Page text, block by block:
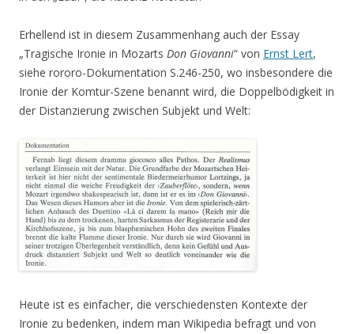
Erhellend ist in diesem Zusammenhang auch der Essay
„Tragische Ironie in Mozarts Don Giovanni“ von Ernst Lert,
siehe rororo-Dokumentation S.246-250, wo insbesondere die
Ironie der Komtur-Szene benannt wird, die Doppelbödigkeit in
der Distanzierung zwischen Subjekt und Welt:
Heute ist es einfacher, die verschiedensten Kontexte der
Ironie zu bedenken, indem man Wikipedia befragt und von